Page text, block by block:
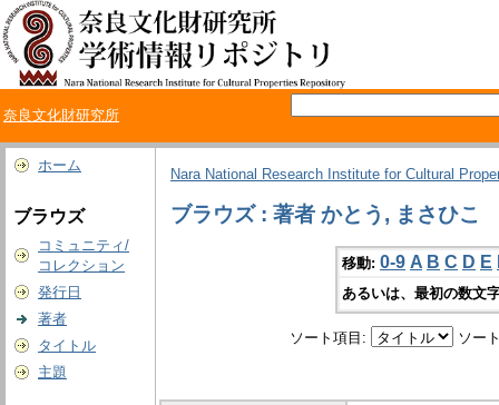
奈良文化財研究所
ホーム
ブラウズ
コミュニティ/
コレクション
発行日
著者
タイトル
主題
Nara National Research Institute for Cultural
ブラウズ : 著者 かとう, まさひこ
移動: 0-9 A B C D E
あるいは、最初の数文
ソート項目: ソー